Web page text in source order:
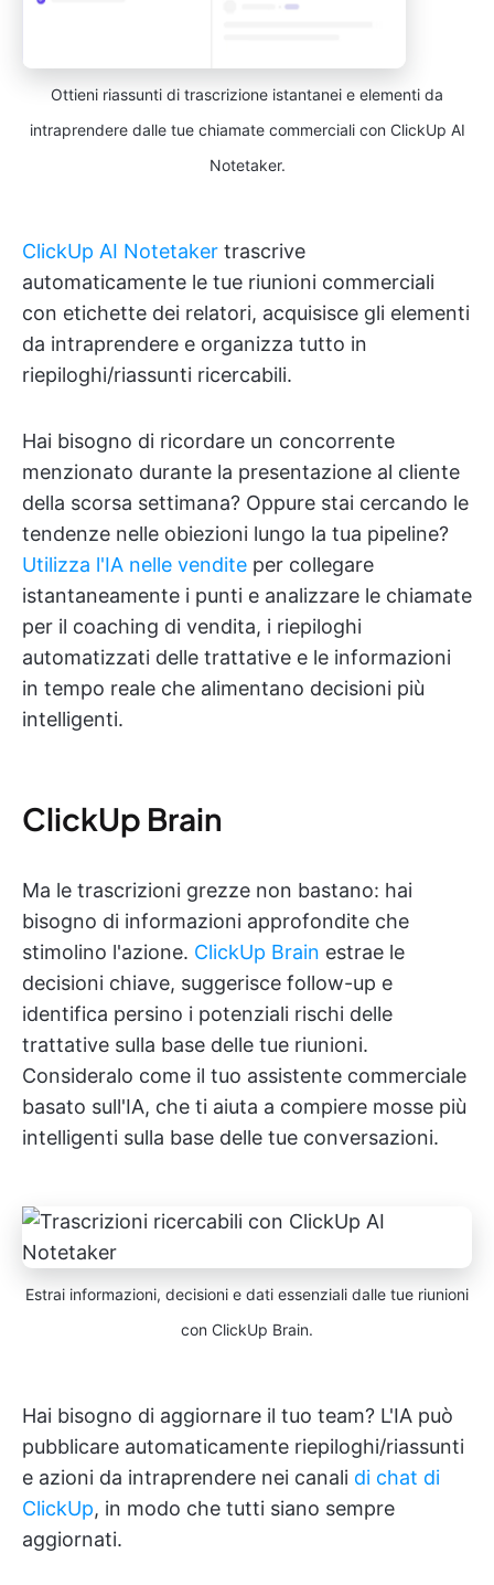
Ottieni riassunti di trascrizione istantanei e elementi da
intraprendere dalle tue chiamate commerciali con ClickUp AI
Notetaker.
ClickUp AI Notetaker trascrive
automaticamente le tue riunioni commerciali
con etichette dei relatori, acquisisce gli elementi
da intraprendere e organizza tutto in
riepiloghi/riassunti ricercabili.
Hai bisogno di ricordare un concorrente
menzionato durante la presentazione al cliente
della scorsa settimana? Oppure stai cercando le
tendenze nelle obiezioni lungo la tua pipeline?
Utilizza l'IA nelle vendite per collegare
istantaneamente i punti e analizzare le chiamate
per il coaching di vendita, i riepiloghi
automatizzati delle trattative e le informazioni
in tempo reale che alimentano decisioni più
intelligenti.
ClickUp Brain
Ma le trascrizioni grezze non bastano: hai
bisogno di informazioni approfondite che
stimolino l'azione. ClickUp Brain estrae le
decisioni chiave, suggerisce follow-up e
identifica persino i potenziali rischi delle
trattative sulla base delle tue riunioni.
Consideralo come il tuo assistente commerciale
basato sull'IA, che ti aiuta a compiere mosse più
intelligenti sulla base delle tue conversazioni.
Estrai informazioni, decisioni e dati essenziali dalle tue riunioni
con ClickUp Brain.
Hai bisogno di aggiornare il tuo team? L'IA può
pubblicare automaticamente riepiloghi/riassunti
e azioni da intraprendere nei canali di chat di
ClickUp, in modo che tutti siano sempre
aggiornati.